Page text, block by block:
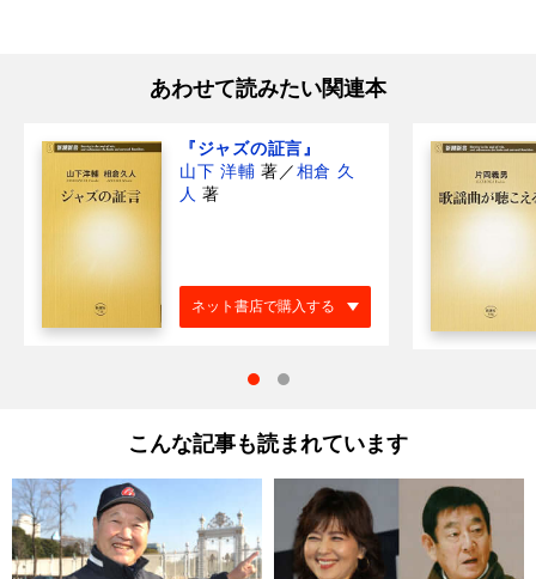
あわせて読みたい関連本
『ジャズの証言』
山下 洋輔 著 ／相倉 久
人 著
ネット書店で購入する
こんな記事も読まれています